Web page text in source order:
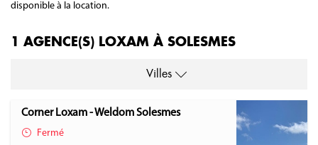
disponible à la location.
1 AGENCE(S) LOXAM À SOLESMES
Villes
Corner Loxam - Weldom Solesmes
Fermé